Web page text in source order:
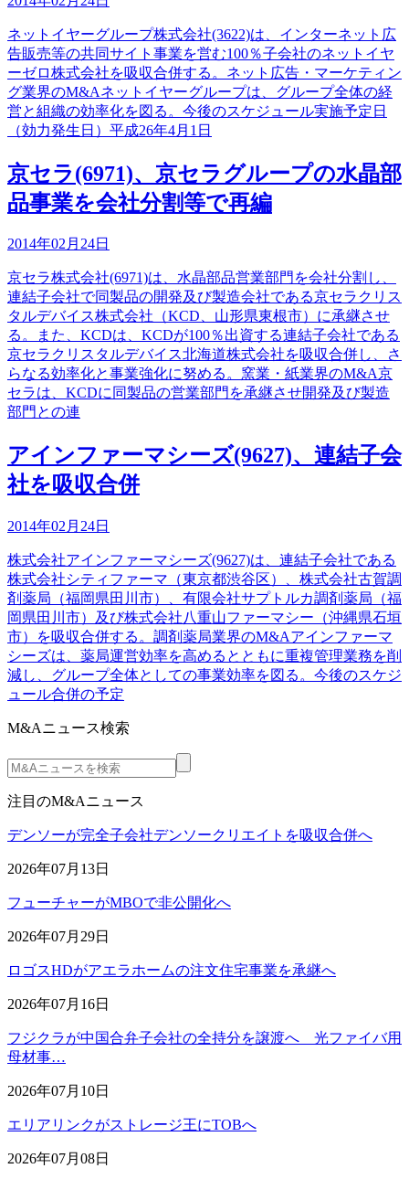
ネットイヤーグループ株式会社(3622)は、インターネット広
告販売等の共同サイト事業を営む100％子会社のネットイヤ
ーゼロ株式会社を吸収合併する。ネット広告・マーケティン
グ業界のM&Aネットイヤーグループは、グループ全体の経
営と組織の効率化を図る。今後のスケジュール実施予定日
（効力発生日）平成26年4月1日
京セラ(6971)、京セラグループの水晶部
品事業を会社分割等で再編
2014年02月24日
京セラ株式会社(6971)は、水晶部品営業部門を会社分割し、
連結子会社で同製品の開発及び製造会社である京セラクリス
タルデバイス株式会社（KCD、山形県東根市）に承継させ
る。また、KCDは、KCDが100％出資する連結子会社である
京セラクリスタルデバイス北海道株式会社を吸収合併し、さ
らなる効率化と事業強化に努める。窯業・紙業界のM&A京
セラは、KCDに同製品の営業部門を承継させ開発及び製造
部門との連
アインファーマシーズ(9627)、連結子会
社を吸収合併
2014年02月24日
株式会社アインファーマシーズ(9627)は、連結子会社である
株式会社シティファーマ（東京都渋谷区）、株式会社古賀調
剤薬局（福岡県田川市）、有限会社サプトルカ調剤薬局（福
岡県田川市）及び株式会社八重山ファーマシー（沖縄県石垣
市）を吸収合併する。調剤薬局業界のM&Aアインファーマ
シーズは、薬局運営効率を高めるとともに重複管理業務を削
減し、グループ全体としての事業効率を図る。今後のスケジ
ュール合併の予定
M&Aニュース検索
注目のM&Aニュース
デンソーが完全子会社デンソークリエイトを吸収合併へ
2026年07月13日
フューチャーがMBOで非公開化へ
2026年07月29日
ロゴスHDがアエラホームの注文住宅事業を承継へ
2026年07月16日
フジクラが中国合弁子会社の全持分を譲渡へ 光ファイバ用
母材事…
2026年07月10日
エリアリンクがストレージ王にTOBへ
2026年07月08日